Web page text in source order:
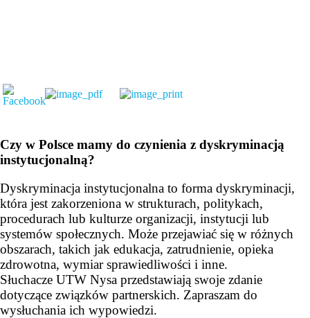
Czy w Polsce mamy do czynienia z dyskryminacją
instytucjonalną?
Dyskryminacja instytucjonalna to forma dyskryminacji,
która jest zakorzeniona w strukturach, politykach,
procedurach lub kulturze organizacji, instytucji lub
systemów społecznych. Może przejawiać się w różnych
obszarach, takich jak edukacja, zatrudnienie, opieka
zdrowotna, wymiar sprawiedliwości i inne.
Słuchacze UTW Nysa przedstawiają swoje zdanie
dotyczące związków partnerskich. Zapraszam do
wysłuchania ich wypowiedzi.